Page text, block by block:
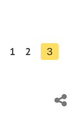
1 2 3